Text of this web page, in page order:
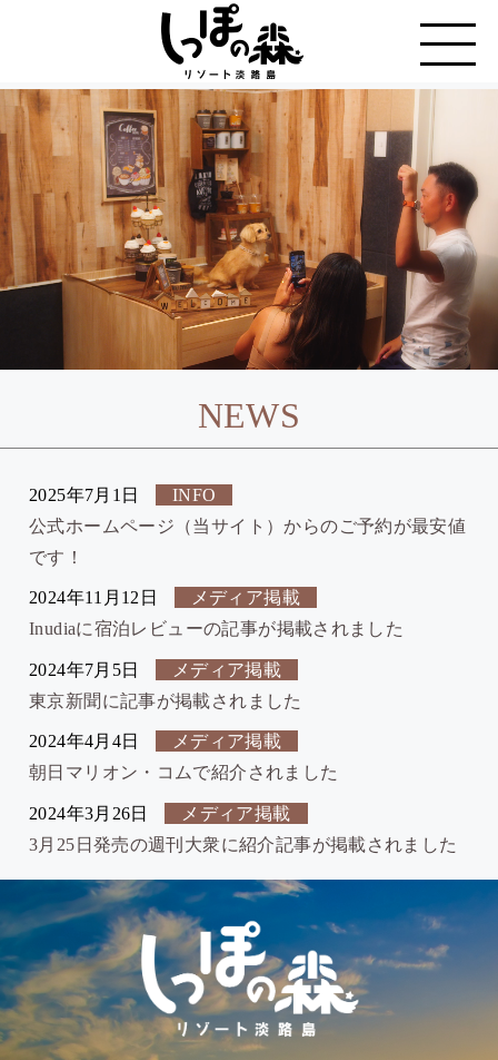
NEWS
2025年7月1日
INFO
公式ホームページ（当サイト）からのご予約が最安値
です！
2024年11月12日
メディア掲載
Inudiaに宿泊レビューの記事が掲載されました
2024年7月5日
メディア掲載
東京新聞に記事が掲載されました
2024年4月4日
メディア掲載
朝日マリオン・コムで紹介されました
2024年3月26日
メディア掲載
3月25日発売の週刊大衆に紹介記事が掲載されました